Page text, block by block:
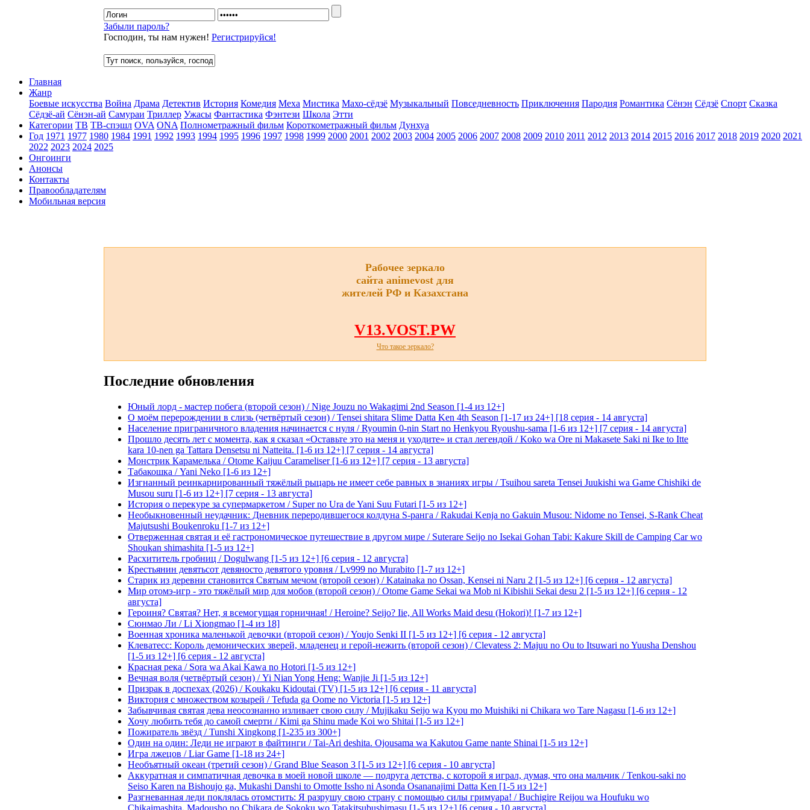
Забыли пароль?
Господин, ты нам нужен! Регистрируйся!
Главная
Жанр
Боевые искусства Война Драма Детектив История Комедия Меха Мистика Махо-сёдзё Музыкальный Повседневность Приключения Пародия Романтика Сёнэн Сёдзё Спорт Сказка
Сёдзё-ай Сёнэн-ай Самураи Триллер Ужасы Фантастика Фэнтези Школа Этти
Категории ТВ ТВ-спэшл OVA ONA Полнометражный фильм Короткометражный фильм Дунхуа
Год 1971 1977 1980 1984 1991 1992 1993 1994 1995 1996 1997 1998 1999 2000 2001 2002 2003 2004 2005 2006 2007 2008 2009 2010 2011 2012 2013 2014 2015 2016 2017 2018 2019 2020 2021
2022 2023 2024 2025
Онгоинги
Анонсы
Контакты
Правообладателям
Мобильная версия
Рабочее зеркало
сайта animevost для
жителей РФ и Казахстана
V13.VOST.PW
Что такое зеркало?
Последние обновления
Юный лорд - мастер побега (второй сезон) / Nige Jouzu no Wakagimi 2nd Season [1-4 из 12+]
О моём перерождении в слизь (четвёртый сезон) / Tensei shitara Slime Datta Ken 4th Season [1-17 из 24+] [18 серия - 14 августа]
Население приграничного владения начинается с нуля / Ryoumin 0-nin Start no Henkyou Ryoushu-sama [1-6 из 12+] [7 серия - 14 августа]
Прошло десять лет с момента, как я сказал «Оставьте это на меня и уходите» и стал легендой / Koko wa Ore ni Makasete Saki ni Ike to Itte
kara 10-nen ga Tattara Densetsu ni Natteita. [1-6 из 12+] [7 серия - 14 августа]
Монстрик Карамелька / Otome Kaijuu Carameliser [1-6 из 12+] [7 серия - 13 августа]
Табакошка / Yani Neko [1-6 из 12+]
Изгнанный реинкарнированный тяжёлый рыцарь не имеет себе равных в знаниях игры / Tsuihou sareta Tensei Juukishi wa Game Chishiki de
Musou suru [1-6 из 12+] [7 серия - 13 августа]
История о перекуре за супермаркетом / Super no Ura de Yani Suu Futari [1-5 из 12+]
Необыкновенный неудачник: Дневник переродившегося колдуна S-ранга / Rakudai Kenja no Gakuin Musou: Nidome no Tensei, S-Rank Cheat
Majutsushi Boukenroku [1-7 из 12+]
Отверженная святая и её гастрономическое путешествие в другом мире / Suterare Seijo no Isekai Gohan Tabi: Kakure Skill de Camping Car wo
Shoukan shimashita [1-5 из 12+]
Расхититель гробниц / Dogulwang [1-5 из 12+] [6 серия - 12 августа]
Крестьянин девятьсот девяносто девятого уровня / Lv999 no Murabito [1-7 из 12+]
Старик из деревни становится Святым мечом (второй сезон) / Katainaka no Ossan, Kensei ni Naru 2 [1-5 из 12+] [6 серия - 12 августа]
Мир отомэ-игр - это тяжёлый мир для мобов (второй сезон) / Otome Game Sekai wa Mob ni Kibishii Sekai desu 2 [1-5 из 12+] [6 серия - 12
августа]
Героиня? Святая? Нет, я всемогущая горничная! / Heroine? Seijo? Iie, All Works Maid desu (Hokori)! [1-7 из 12+]
Сюнмао Ли / Li Xiongmao [1-4 из 18]
Военная хроника маленькой девочки (второй сезон) / Youjo Senki II [1-5 из 12+] [6 серия - 12 августа]
Клеватесс: Король демонических зверей, младенец и герой-нежить (второй сезон) / Clevatess 2: Majuu no Ou to Itsuwari no Yuusha Denshou
[1-5 из 12+] [6 серия - 12 августа]
Красная река / Sora wa Akai Kawa no Hotori [1-5 из 12+]
Вечная воля (четвёртый сезон) / Yi Nian Yong Heng: Wanjie Ji [1-5 из 12+]
Призрак в доспехах (2026) / Koukaku Kidoutai (TV) [1-5 из 12+] [6 серия - 11 августа]
Виктория с множеством козырей / Tefuda ga Oome no Victoria [1-5 из 12+]
Забывчивая святая дева неосознанно изливает свою силу / Mujikaku Seijo wa Kyou mo Muishiki ni Chikara wo Tare Nagasu [1-6 из 12+]
Хочу любить тебя до самой смерти / Kimi ga Shinu made Koi wo Shitai [1-5 из 12+]
Пожиратель звёзд / Tunshi Xingkong [1-235 из 300+]
Один на один: Леди не играют в файтинги / Tai-Ari deshita. Ojousama wa Kakutou Game nante Shinai [1-5 из 12+]
Игра лжецов / Liar Game [1-18 из 24+]
Необъятный океан (третий сезон) / Grand Blue Season 3 [1-5 из 12+] [6 серия - 10 августа]
Аккуратная и симпатичная девочка в моей новой школе — подруга детства, с которой я играл, думая, что она мальчик / Tenkou-saki no
Seiso Karen na Bishoujo ga, Mukashi Danshi to Omotte Issho ni Asonda Osananajimi Datta Ken [1-5 из 12+]
Разгневанная леди поклялась отомстить: Я разрушу свою страну с помощью силы гримуара! / Buchigire Reijou wa Houfuku wo
Chikaimashita. Madousho no Chikara de Sokoku wo Tatakitsubushimasu [1-5 из 12+] [6 серия - 10 августа]